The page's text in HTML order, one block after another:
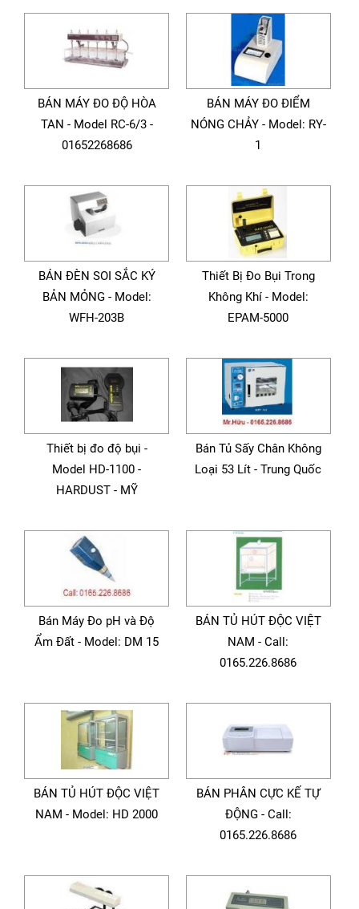
BÁN MÁY ĐO ĐỘ HÒA
TAN - Model RC-6/3 -
01652268686
BÁN MÁY ĐO ĐIỂM
NÓNG CHẢY - Model: RY-
1
BÁN ĐÈN SOI SẮC KÝ
BẢN MỎNG - Model:
WFH-203B
Thiết Bị Đo Bụi Trong
Không Khí - Model:
EPAM-5000
Thiết bị đo độ bụi -
Model HD-1100 -
HARDUST - MỸ
Bán Tủ Sấy Chân Không
Loại 53 Lít - Trung Quốc
Bán Máy Đo pH và Độ
Ẩm Đất - Model: DM 15
BÁN TỦ HÚT ĐỘC VIỆT
NAM - Call:
0165.226.8686
BÁN TỦ HÚT ĐỘC VIỆT
NAM - Model: HD 2000
BÁN PHÂN CỰC KẾ TỰ
ĐỘNG - Call:
0165.226.8686